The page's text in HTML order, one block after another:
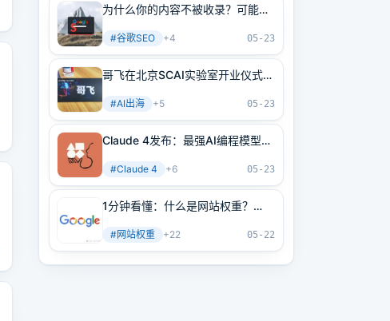
为什么你的内容不被收录？可能是
方法
#谷歌SEO +4 05-23
哥飞在北京SCAI实验室开业仪式上
#AI出海 +5 05-23
Claude 4发布：最强AI编程模型
#Claude 4 +6 05-23
1分钟看懂：什么是网站权重？
南（原创不易）
#网站权重 +22 05-22